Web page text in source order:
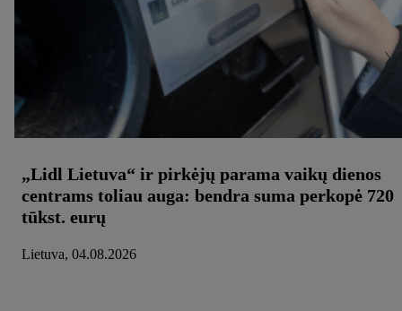
„Lidl Lietuva“ ir pirkėjų parama vaikų dienos
centrams toliau auga: bendra suma perkopė 720
tūkst. eurų
Lietuva, 04.08.2026